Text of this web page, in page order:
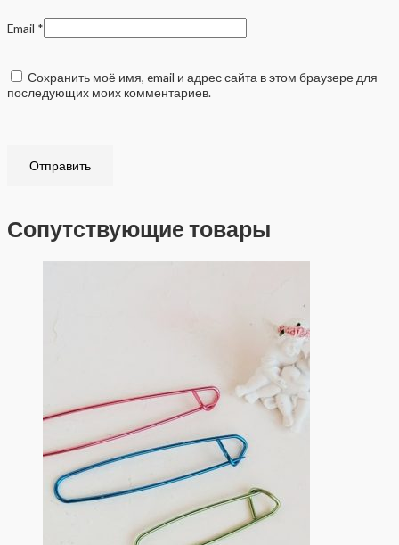
Email *
Сохранить моё имя, email и адрес сайта в этом браузере для
последующих моих комментариев.
Сопутствующие товары